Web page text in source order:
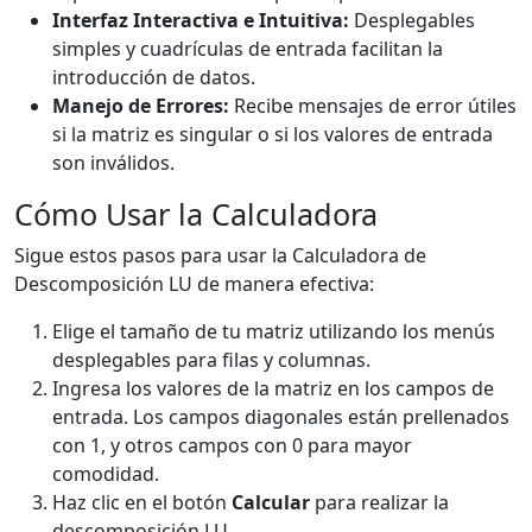
Interfaz Interactiva e Intuitiva: Desplegables
simples y cuadrículas de entrada facilitan la
introducción de datos.
Manejo de Errores: Recibe mensajes de error útiles
si la matriz es singular o si los valores de entrada
son inválidos.
Cómo Usar la Calculadora
Sigue estos pasos para usar la Calculadora de
Descomposición LU de manera efectiva:
Elige el tamaño de tu matriz utilizando los menús
desplegables para filas y columnas.
Ingresa los valores de la matriz en los campos de
entrada. Los campos diagonales están prellenados
con 1, y otros campos con 0 para mayor
comodidad.
Haz clic en el botón Calcular para realizar la